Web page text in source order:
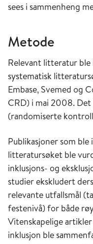
sees i sammenheng
Metode
Relevant litteratur
systematisk
Embase, Svemed og
CRD) i mai 2008.
(randomiserte
Publikasjoner som
litteratursøket ble
inklusjons- og
studier ekskludert
relevante utfallsmål
festenivå) for både
Vitenskapelige
inklusjon ble